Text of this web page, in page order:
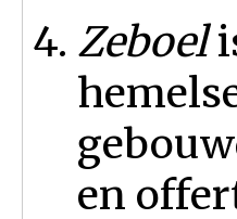
Zeboel
en